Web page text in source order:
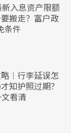
入息资产限额
搬走？富户政
条件
︱行李延误怎
知护照过期？
看清